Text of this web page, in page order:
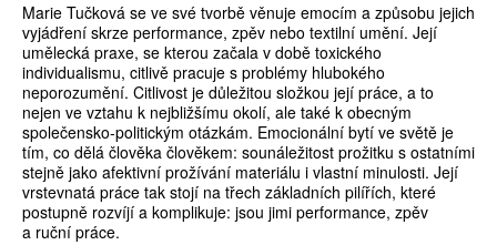
Marie Tučková se ve své tvorbě věnuje emocím a způsobu jejich
vyjádření skrze performance, zpěv nebo textilní umění. Její
umělecká praxe, se kterou začala v době toxického
individualismu, citlivě pracuje s problémy hlubokého
neporozumění. Citlivost je důležitou složkou její práce, a to
nejen ve vztahu k nejbližšímu okolí, ale také k obecným
společensko-politickým otázkám. Emocionální bytí ve světě je
tím, co dělá člověka člověkem: sounáležitost prožitku s ostatními
stejně jako afektivní prožívání materiálu i vlastní minulosti. Její
vrstevnatá práce tak stojí na třech základních pilířích, které
postupně rozvíjí a komplikuje: jsou jimi performance, zpěv
a ruční práce.